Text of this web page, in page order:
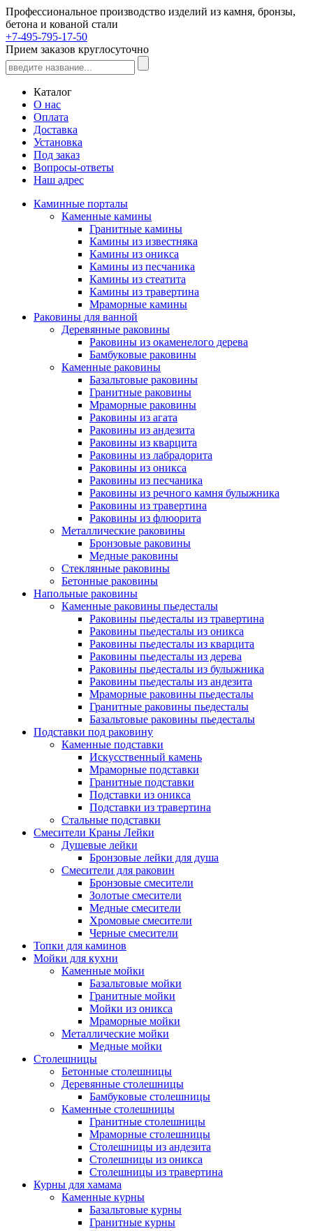
Профессиональное производство изделий из камня, бронзы,
бетона и кованой стали
+7-495-795-17-50
Прием заказов круглосуточно
Каталог
О нас
Оплата
Доставка
Установка
Под заказ
Вопросы-ответы
Наш адрес
Каминные порталы
Каменные камины
Гранитные камины
Камины из известняка
Камины из оникса
Камины из песчаника
Камины из стеатита
Камины из травертина
Мраморные камины
Раковины для ванной
Деревянные раковины
Раковины из окаменелого дерева
Бамбуковые раковины
Каменные раковины
Базальтовые раковины
Гранитные раковины
Мраморные раковины
Раковины из агата
Раковины из андезита
Раковины из кварцита
Раковины из лабрадорита
Раковины из оникса
Раковины из песчаника
Раковины из речного камня булыжника
Раковины из травертина
Раковины из флюорита
Металлические раковины
Бронзовые раковины
Медные раковины
Стеклянные раковины
Бетонные раковины
Напольные раковины
Каменные раковины пьедесталы
Раковины пьедесталы из травертина
Раковины пьедесталы из оникса
Раковины пьедесталы из кварцита
Раковины пьедесталы из дерева
Раковины пьедесталы из булыжника
Раковины пьедесталы из андезита
Мраморные раковины пьедесталы
Гранитные раковины пьедесталы
Базальтовые раковины пьедесталы
Подставки под раковину
Каменные подставки
Искусственный камень
Мраморные подставки
Гранитные подставки
Подставки из оникса
Подставки из травертина
Стальные подставки
Смесители Краны Лейки
Душевые лейки
Бронзовые лейки для душа
Смесители для раковин
Бронзовые смесители
Золотые смесители
Медные смесители
Хромовые смесители
Черные смесители
Топки для каминов
Мойки для кухни
Каменные мойки
Базальтовые мойки
Гранитные мойки
Мойки из оникса
Мраморные мойки
Металлические мойки
Медные мойки
Столешницы
Бетонные столешницы
Деревянные столешницы
Бамбуковые столешницы
Каменные столешницы
Гранитные столешницы
Мраморные столешницы
Столешницы из андезита
Столешницы из оникса
Столешницы из травертина
Курны для хамама
Каменные курны
Базальтовые курны
Гранитные курны